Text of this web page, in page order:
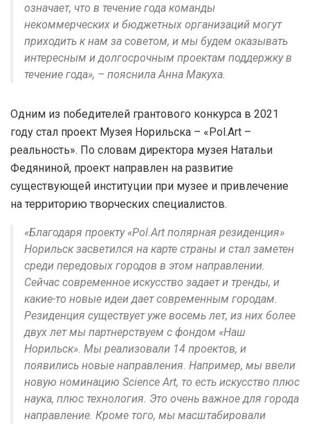
означает, что в течение года команды
некоммерческих и бюджетных организаций могут
приходить к нам за советом, и мы будем оказывать
интересным и долгосрочным проектам поддержку в
течение года», – пояснила Анна Макуха.
Одним из победителей грантового конкурса в 2021
году стал проект Музея Норильска – «Pol.Art –
реальность». По словам директора музея Натальи
Федяниной, проект направлен на развитие
существующей институции при музее и привлечение
на территорию творческих специалистов.
«Благодаря проекту «Pol.Аrt полярная резиденция»
Норильск засветился на карте страны и стал заметен
среди передовых городов в этом направлении.
Сейчас современное искусство задает и тренды, и
какие-то новые идеи дает современным городам.
Резиденция существует уже восемь лет, из них более
двух лет мы партнерствуем с фондом «Наш
Норильск». Мы реализовали 14 проектов, и
появились новые направления. Например, мы ввели
новую номинацию Science Art, то есть искусство плюс
наука, плюс технология. Это очень важное для города
направление. Кроме того, мы масштабировали